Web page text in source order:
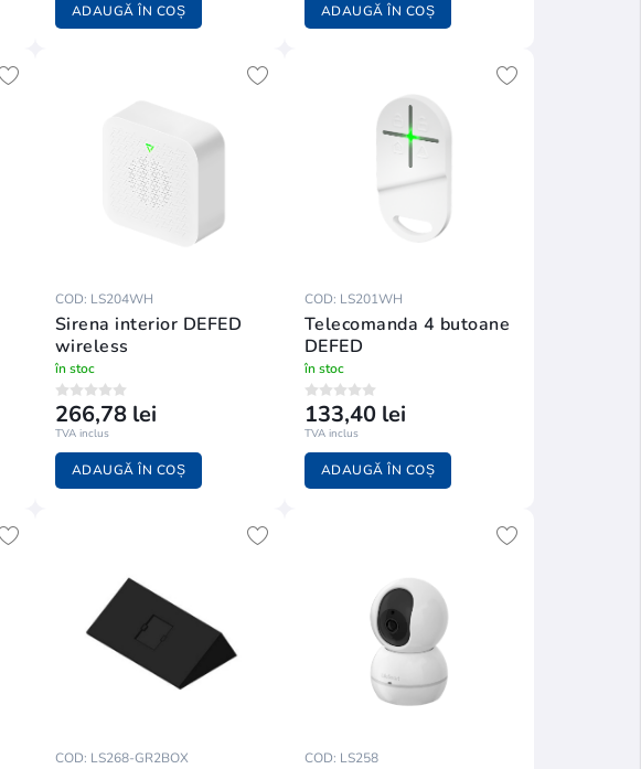
ADAUGĂ ÎN COȘ ADAUGĂ ÎN COȘ
COD: LS204WH
Sirena interior DEFED
wireless
în stoc
266,78 lei
TVA inclus
ADAUGĂ ÎN COȘ
COD: LS201WH
Telecomanda 4 butoane
DEFED
în stoc
133,40 lei
TVA inclus
ADAUGĂ ÎN COȘ
COD: LS268-GR2BOX COD: LS258